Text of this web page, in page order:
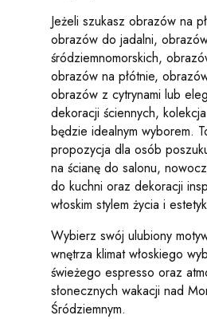
Jeżeli szukasz obrazów na
obrazów do jadalni,
śródziemnomorskich,
obrazów na płótnie,
obrazów z cytrynami lub
dekoracji ściennych, kolekcja
będzie idealnym wyborem.
propozycja dla osób
na ścianę do salonu,
do kuchni oraz dekoracji
włoskim stylem życia i
Wybierz swój ulubiony
wnętrza klimat włoskiego
świeżego espresso oraz
słonecznych wakacji nad
Śródziemnym.